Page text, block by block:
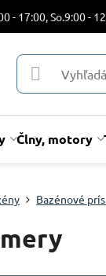
- 17:00, So.9:00 -
Člny, motory
Bazénové